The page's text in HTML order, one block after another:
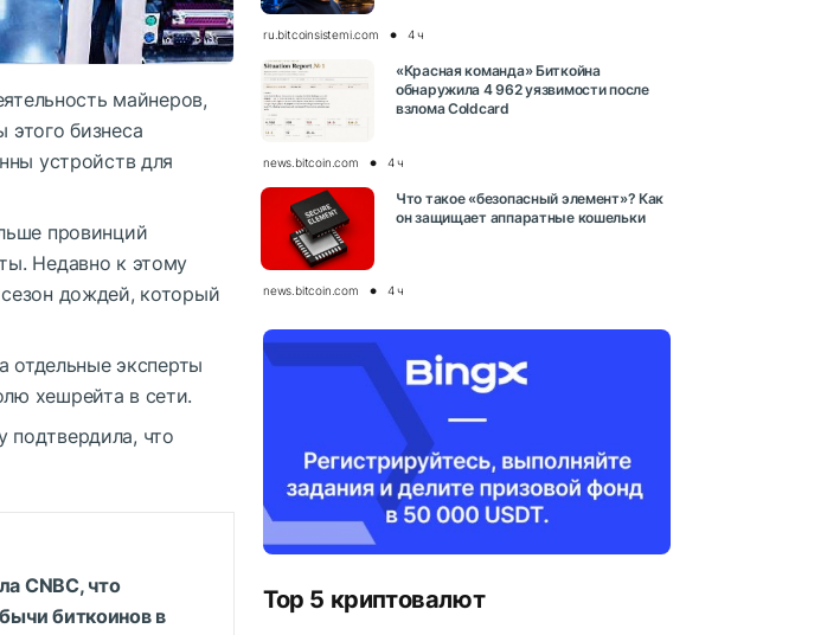
майнеров,
этого бизнеса
устройств для
провинций
Недавно к этому
дождей, который
отдельные эксперты
хешрейта в сети.
подтвердила, что
CNBC, что
биткоинов в
ru.bitcoinsistemi.com 4 ч
«Красная команда» Биткойна
обнаружила 4 962 уязвимости после
взлома Coldcard
news.bitcoin.com 4 ч
Что такое «безопасный элемент»? Как
он защищает аппаратные кошельки
news.bitcoin.com 4 ч
Top 5 криптовалют